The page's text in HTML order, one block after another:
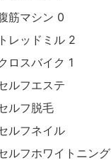
筋マシン 0
トレッドミル 2
ロスバイク 1
ルフエステ
ルフ脱毛
ルフネイル
ルフホワイトニング